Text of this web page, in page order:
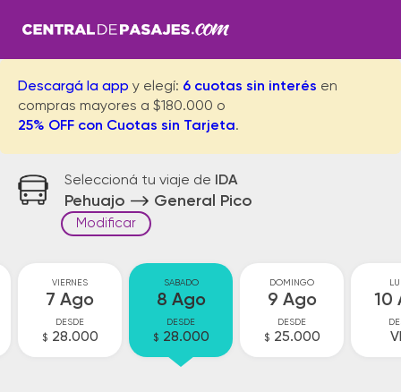
Descargá la app y elegí: 6 cuotas sin interés en
compras mayores a $180.000 o
25% OFF con Cuotas sin Tarjeta.
Seleccioná tu viaje de IDA
Pehuajo General Pico
Modificar
VIERNES
7 Ago
DESDE
$ 28.000
SABADO
8 Ago
DESDE
$ 28.000
DOMINGO
9 Ago
DESDE
$ 25.000
10